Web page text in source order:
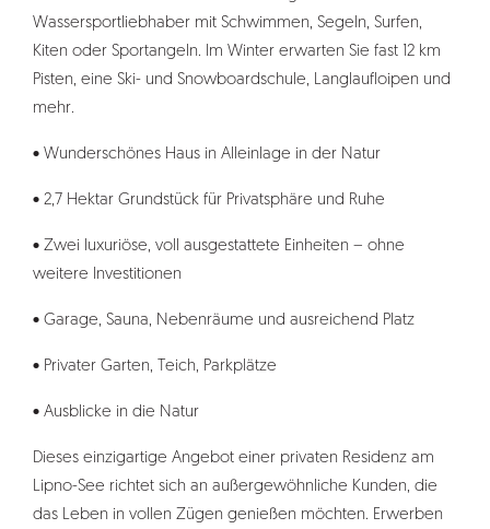
Wassersportliebhaber mit Schwimmen, Segeln, Surfen,
Kiten oder Sportangeln. Im Winter erwarten Sie fast 12 km
Pisten, eine Ski- und Snowboardschule, Langlaufloipen und
mehr.
• Wunderschönes Haus in Alleinlage in der Natur
• 2,7 Hektar Grundstück für Privatsphäre und Ruhe
• Zwei luxuriöse, voll ausgestattete Einheiten – ohne
weitere Investitionen
• Garage, Sauna, Nebenräume und ausreichend Platz
• Privater Garten, Teich, Parkplätze
• Ausblicke in die Natur
Dieses einzigartige Angebot einer privaten Residenz am
Lipno-See richtet sich an außergewöhnliche Kunden, die
das Leben in vollen Zügen genießen möchten. Erwerben